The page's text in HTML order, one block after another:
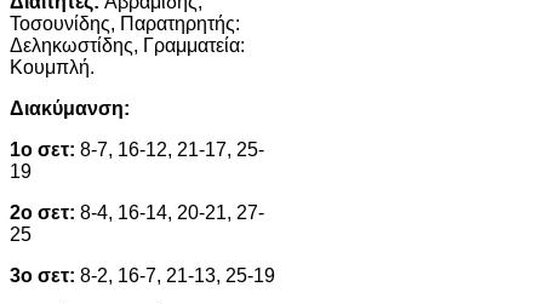
Τοσουνίδης, Παρατηρητής:
Δεληκωστίδης, Γραμματεία:
Κουμπλή.
Διακύμανση:
1ο σετ: 8-7, 16-12, 21-17, 25-
19
2ο σετ: 8-4, 16-14, 20-21, 27-
25
3ο σετ: 8-2, 16-7, 21-13, 25-19